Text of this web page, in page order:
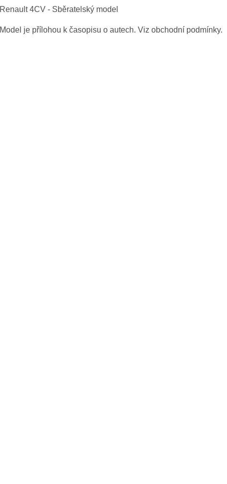
Renault 4CV - Sběratelský model
Model je přílohou k časopisu o autech. Viz obchodní podmínky.